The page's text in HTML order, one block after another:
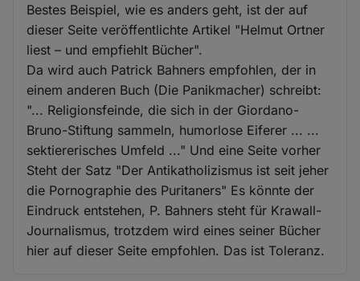
Bestes Beispiel, wie es anders geht, ist der auf
dieser Seite veröffentlichte Artikel "Helmut Ortner
liest – und empfiehlt Bücher".
Da wird auch Patrick Bahners empfohlen, der in
einem anderen Buch (Die Panikmacher) schreibt:
"... Religionsfeinde, die sich in der Giordano-
Bruno-Stiftung sammeln, humorlose Eiferer ... ...
sektiererisches Umfeld ..." Und eine Seite vorher
Steht der Satz "Der Antikatholizismus ist seit jeher
die Pornographie des Puritaners" Es könnte der
Eindruck entstehen, P. Bahners steht für Krawall-
Journalismus, trotzdem wird eines seiner Bücher
hier auf dieser Seite empfohlen. Das ist Toleranz.